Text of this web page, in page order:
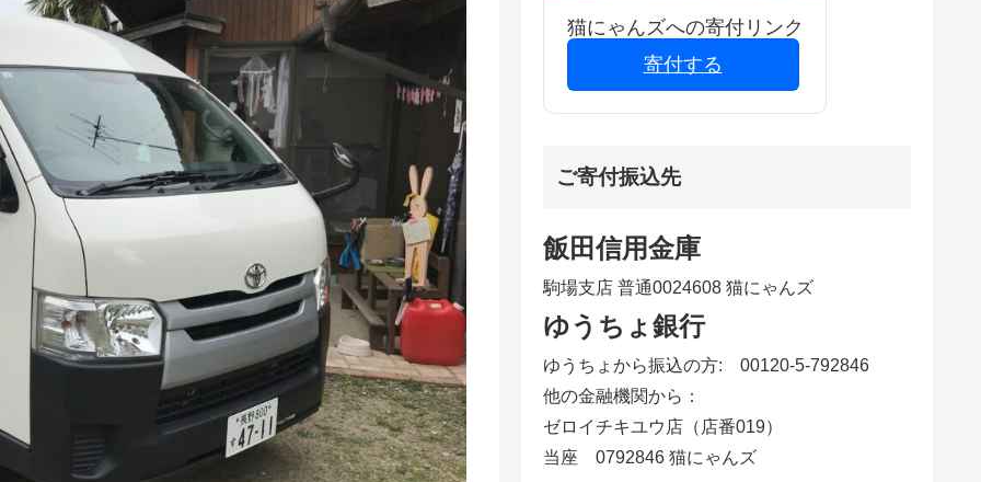
猫にゃんズへの寄付リンク
寄付する
ご寄付振込先
飯田信用金庫
駒場支店 普通0024608 猫にゃんズ
ゆうちょ銀行
ゆうちょから振込の方: 00120-5-792846
他の金融機関から：
ゼロイチキユウ店（店番019）
当座 0792846 猫にゃんズ